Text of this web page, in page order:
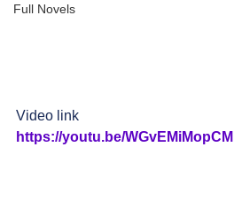
Full Novels
Video link
https://youtu.be/WGvEMiMopCM